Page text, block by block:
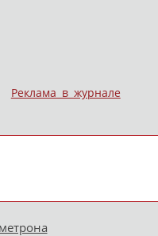
Реклама в журнале